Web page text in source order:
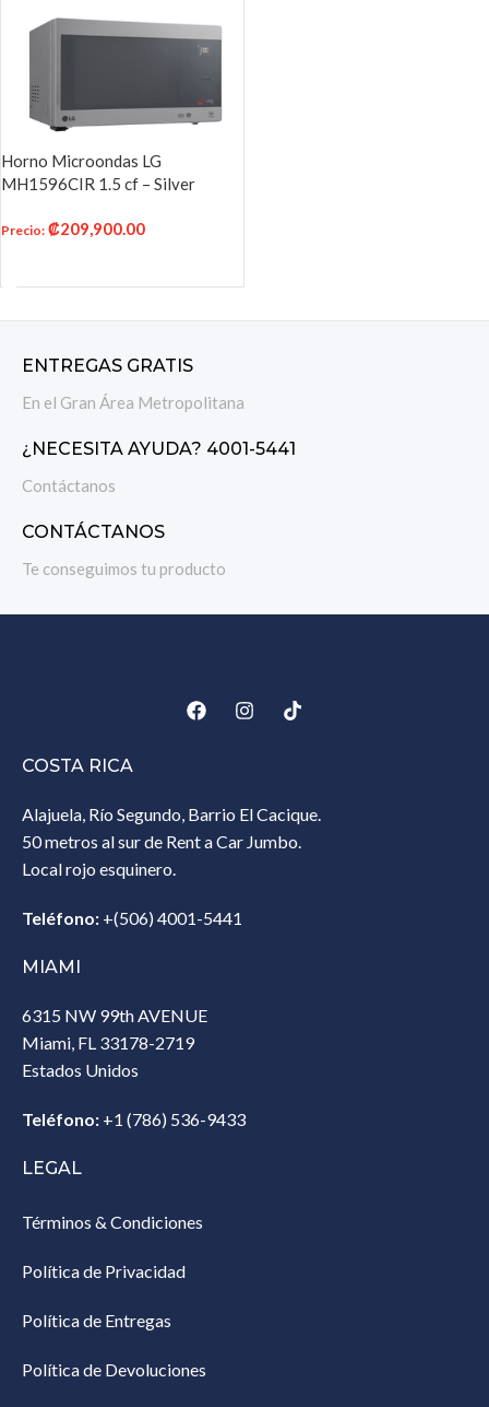
Horno Microondas LG
MH1596CIR 1.5 cf – Silver
Precio: ₡209,900.00
ENTREGAS GRATIS
En el Gran Área Metropolitana
¿NECESITA AYUDA? 4001-5441
Contáctanos
CONTÁCTANOS
Te conseguimos tu producto
COSTA RICA
Alajuela, Río Segundo, Barrio El Cacique.
50 metros al sur de Rent a Car Jumbo.
Local rojo esquinero.
Teléfono: +(506) 4001-5441
MIAMI
6315 NW 99th AVENUE
Miami, FL 33178-2719
Estados Unidos‎
Teléfono: +1 (786) 536-9433‎
LEGAL
Términos & Condiciones
Política de Privacidad
Política de Entregas
Política de Devoluciones